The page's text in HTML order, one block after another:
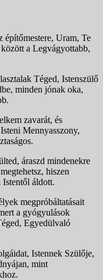
építőmestere, Uram, Te
a Legvágyottabb,
Téged, Istenszülő
minden jónak oka,
zavarát, és
Mennyasszony,
áraszd mindenekre
hiszen
Istentől áldott.
megpróbáltatásait
a gyógyulások
Egyedülvaló
Isten­nek Szülője,
mint